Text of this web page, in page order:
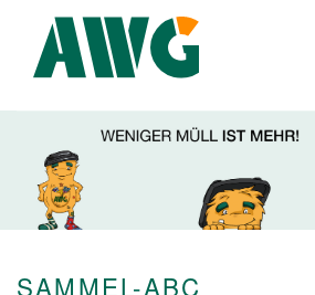
SAMMEL-ABC